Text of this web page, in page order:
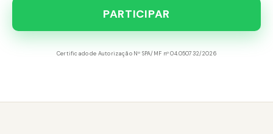
PARTICIPAR
Certificado de Autorização Nº SPA/MF nº 04.050732/2026